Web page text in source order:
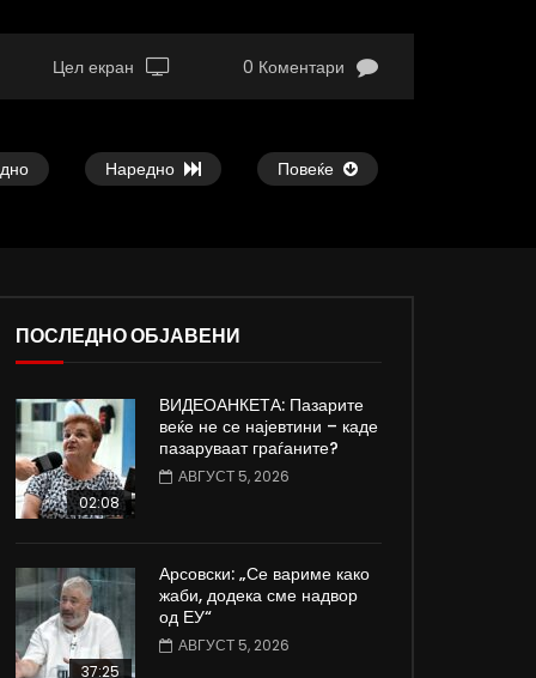
Цел екран 0 Коментари
Наредно Повеќе
09:05
Вести на „Слободен Печат“
04.08.2026
АВГУСТ 4, 2026
0
2.4K
откажувајте од
ПОСЛЕДНО ОБЈАВЕНИ
02:08
ВИДЕОАНКЕТА: Пазарите
веќе не се најевтини – каде
пазаруваат граѓаните?
АВГУСТ 5, 2026
37:25
Арсовски: „Се вариме како
жаби, додека сме надвор
од ЕУ“
АВГУСТ 5, 2026